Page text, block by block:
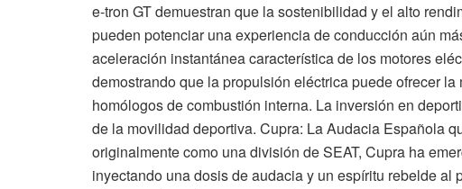
e-tron GT demuestran que la sostenibilidad y el alto
pueden potenciar una experiencia de conducción aún
aceleración instantánea característica de los motores
demostrando que la propulsión eléctrica puede ofrecer
homólogos de combustión interna. La inversión en
de la movilidad deportiva. Cupra: La Audacia Española
originalmente como una división de SEAT, Cupra ha
inyectando una dosis de audacia y un espíritu rebelde al